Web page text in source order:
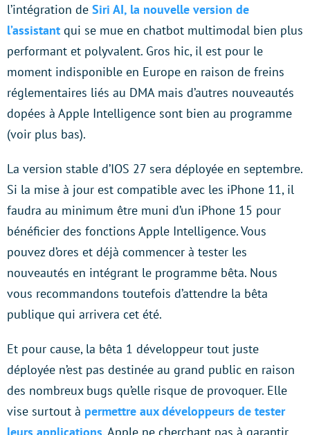
l’intégration de Siri AI, la nouvelle version de
l’assistant qui se mue en chatbot multimodal bien plus
performant et polyvalent. Gros hic, il est pour le
moment indisponible en Europe en raison de freins
réglementaires liés au DMA mais d’autres nouveautés
dopées à Apple Intelligence sont bien au programme
(voir plus bas).
La version stable d’IOS 27 sera déployée en septembre.
Si la mise à jour est compatible avec les iPhone 11, il
faudra au minimum être muni d’un iPhone 15 pour
bénéficier des fonctions Apple Intelligence. Vous
pouvez d’ores et déjà commencer à tester les
nouveautés en intégrant le programme bêta. Nous
vous recommandons toutefois d’attendre la bêta
publique qui arrivera cet été.
Et pour cause, la bêta 1 développeur tout juste
déployée n’est pas destinée au grand public en raison
des nombreux bugs qu’elle risque de provoquer. Elle
vise surtout à permettre aux développeurs de tester
leurs applications, Apple ne cherchant pas à garantir